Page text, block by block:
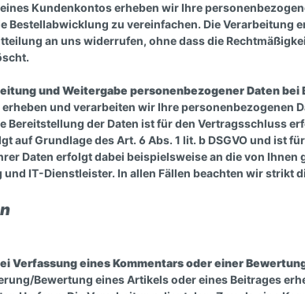
Kundenkontos erheben wir Ihre
Bestellabwicklung zu vereinfachen. Die Verarbeitung
an uns widerrufen, ohne dass die
und Weitergabe personenbezogener Daten bei
erheben und verarbeiten wir Ihre
Bereitstellung der Daten ist für den Vertragsschluss
auf Grundlage des Art. 6 Abs. 1 lit. b DSGVO und ist
Daten erfolgt dabei beispielsweise an die von
IT-Dienstleister. In allen Fällen beachten wir strikt
Verfassung eines Kommentars oder einer
Bewertung eines Artikels oder eines Beitrages